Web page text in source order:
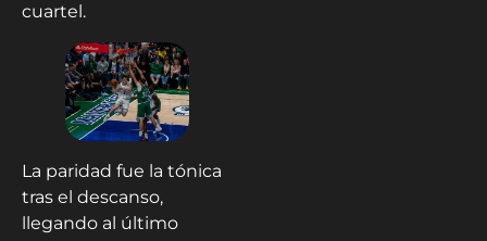
cuartel.
La paridad fue la tónica
tras el descanso,
llegando al último